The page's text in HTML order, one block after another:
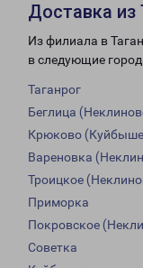
Доставка из
Из филиала в
в следующие
Таганрог
Беглица
Крюково
Вареновка
Троицкое
Приморка
Покровское
Советка